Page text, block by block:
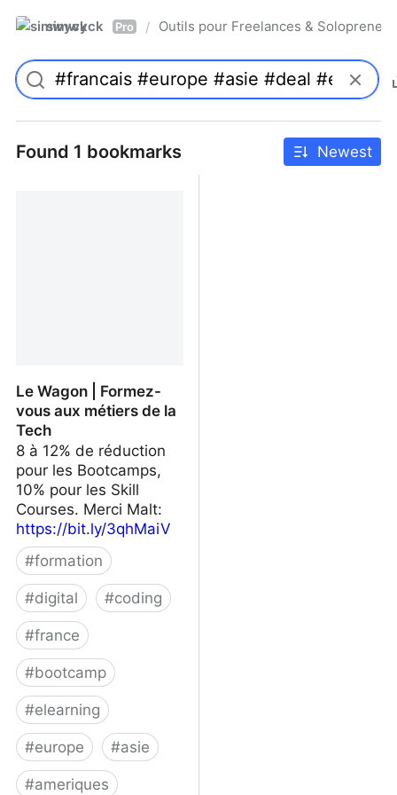
simwyck Pro / Outils pour Freelances &
Found 1 bookmarks Newest
Le Wagon | Formez-
vous aux métiers de la
Tech
8 à 12% de réduction
pour les Bootcamps,
10% pour les Skill
Courses. Merci Malt:
https://bit.ly/3qhMaiV
#formation
#digital #coding
#france
#bootcamp
#elearning
#europe #asie
#ameriques